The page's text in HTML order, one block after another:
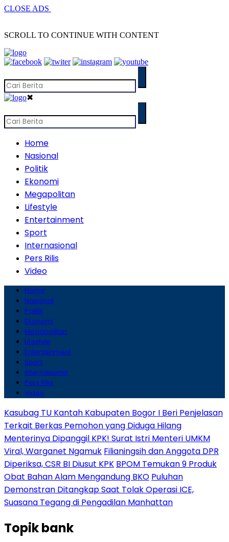
CLOSE ADS
SCROLL TO CONTINUE WITH CONTENT
✖
Home
Nasional
Politik
Ekonomi
Megapolitan
Lifestyle
Entertainment
Sport
Internasional
Pers Rilis
Video
Home
Nasional
Politik
Ekonomi
Megapolitan
Lifestyle
Entertainment
Sport
Internasional
Pers Rilis
Video
Kasubag TU Kantah Kabupaten Bogor I Beri Penjelasan
Terkait Berkas Pemohon yang Diduga Hilang
Menterinya Dipanggil KPK! Surat Istri Menteri UMKM
Viral, Warganet Ngamuk Filianingsih dan Anggota DPR
Diperiksa, CSR BI Diusut KPK BPOM Temukan 9 Produk
Obat Bahan Alam Mengandung BKO Puluhan
Demonstran Ditangkap Saat Tolak Operasi ICE,
Suasana Tegang di Pengadilan Manhattan
Topikbank